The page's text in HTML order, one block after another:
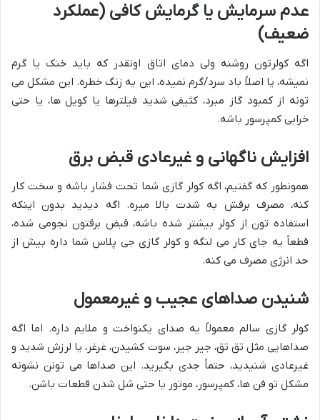
عدم سرمایش یا گرمایش کافی (عملکرد
ضعیف)
اگه کولرتون روشنه ولی دمای اتاق اونقدر که باید خنک یا گرم
نمیشه، یا اصلاً باد سرد/گرم نمیده، این یه زنگ خطره. این مشکل می
تونه از کمبود گاز مبرد، کثیفی شدید فیلترها یا کویل ها، یا حتی
خرابی کمپرسور باشه.
افزایش ناگهانی و غیرعادی قبض برق
همونطور که گفتیم، اگه کولر گازی شما تحت فشار باشه و سخت کار
کنه، مصرف برقش به شدت بالا میره. اگه دیدید بدون اینکه
استفاده تون از کولر بیشتر شده باشه، قبض برقتون نجومی شده،
قطعاً یه جای کار می لنگه و کولر گازی جی پلاس شما داره بیش از
حد انرژی مصرف می کنه.
شنیدن صداهای عجیب و غیرمعمول
کولر گازی سالم معمولاً یه صدای یکنواخت و ملایم داره. اما اگه
صداهایی مثل تق تق، جیر جیر، سوت کشیدن، غرغر، یا لرزش شدید و
غیرعادی شنیدید، حتماً جدی بگیرید. این صداها می تونن نشونه
مشکل تو فن ها، کمپرسور، موتور یا حتی شل شدن قطعات باشن.